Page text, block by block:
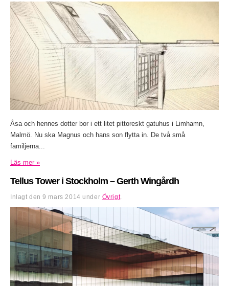
Åsa och hennes dotter bor i ett litet pittoreskt gatuhus i Limhamn,
Malmö. Nu ska Magnus och hans son flytta in. De två små
familjerna...
Läs mer »
Tellus Tower i Stockholm – Gerth Wingårdh
Inlagt den9 mars 2014 under Övrigt.